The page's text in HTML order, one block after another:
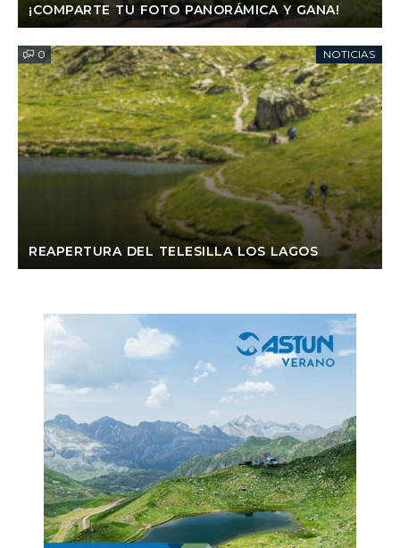
¡COMPARTE TU FOTO PANORÁMICA Y GANA!
0 NOTICIAS
REAPERTURA DEL TELESILLA LOS LAGOS